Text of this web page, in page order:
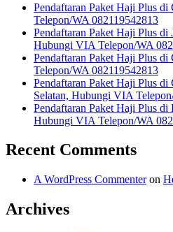
Pendaftaran Paket Haji Plus
Telepon/WA 082119542813
Pendaftaran Paket Haji Plus di
Hubungi VIA Telepon/WA
Pendaftaran Paket Haji Plus
Telepon/WA 082119542813
Pendaftaran Paket Haji Plus
Selatan, Hubungi VIA
Pendaftaran Paket Haji Plus
Hubungi VIA Telepon/WA
Recent Comments
A WordPress Commenteron
Archives